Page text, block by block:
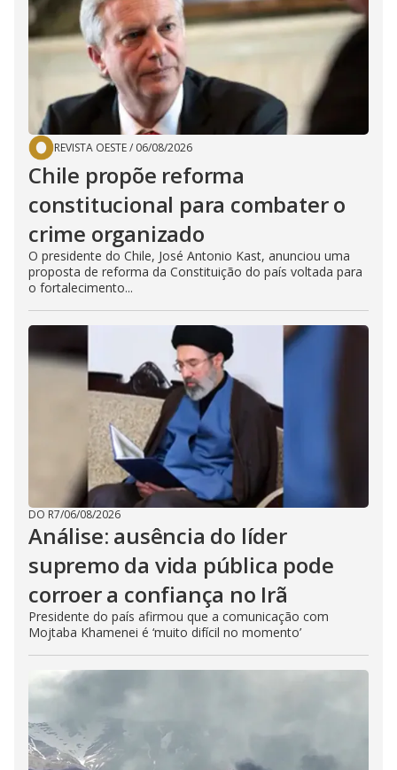
REVISTA OESTE/ 06/08/2026
Chile propõe reforma
constitucional para combater o
crime organizado
O presidente do Chile, José Antonio Kast, anunciou uma
proposta de reforma da Constituição do país voltada para
o fortalecimento...
DO R7/06/08/2026
Análise: ausência do líder
supremo da vida pública pode
corroer a confiança no Irã
Presidente do país afirmou que a comunicação com
Mojtaba Khamenei é ‘muito difícil no momento’